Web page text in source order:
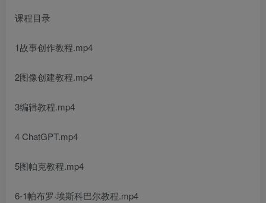
课程目录
1故事创作教程.mp4
2图像创建教程.mp4
3编辑教程.mp4
4 ChatGPT.mp4
5图帕克教程.mp4
6-1帕布罗·埃斯科巴尔教程.mp4